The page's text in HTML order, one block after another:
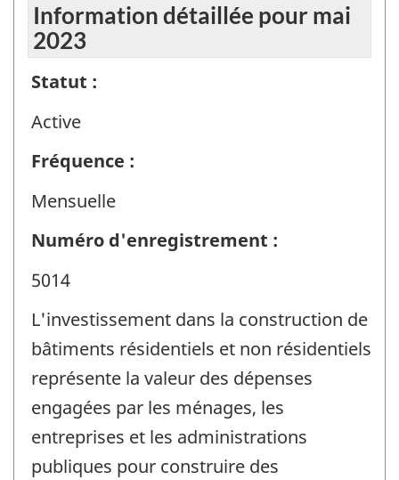
Information détaillée pour mai
2023
Statut :
Active
Fréquence :
Mensuelle
Numéro d'enregistrement :
5014
L'investissement dans la construction de
bâtiments résidentiels et non résidentiels
représente la valeur des dépenses
engagées par les ménages, les
entreprises et les administrations
publiques pour construire des